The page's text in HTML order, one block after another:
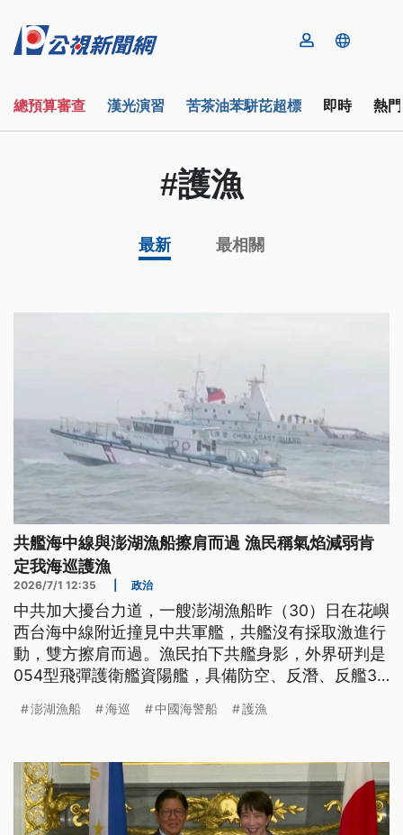
總預算審查 漢光演習 苦茶油苯駢芘超標 即時 熱
#護漁
最新 最相關
共艦海中線與澎湖漁船擦肩而過 漁民稱氣焰減弱肯
定我海巡護漁
2026/7/1 12:35 政治
中共加大擾台力道，一艘澎湖漁船昨（30）日在花嶼
西台海中線附近撞見中共軍艦，共艦沒有採取激進行
動，雙方擦肩而過。漁民拍下共艦身影，外界研判是
054型飛彈護衛艦資陽艦，具備防空、反潛、反艦3
澎湖漁船 海巡 中國海警船 護漁